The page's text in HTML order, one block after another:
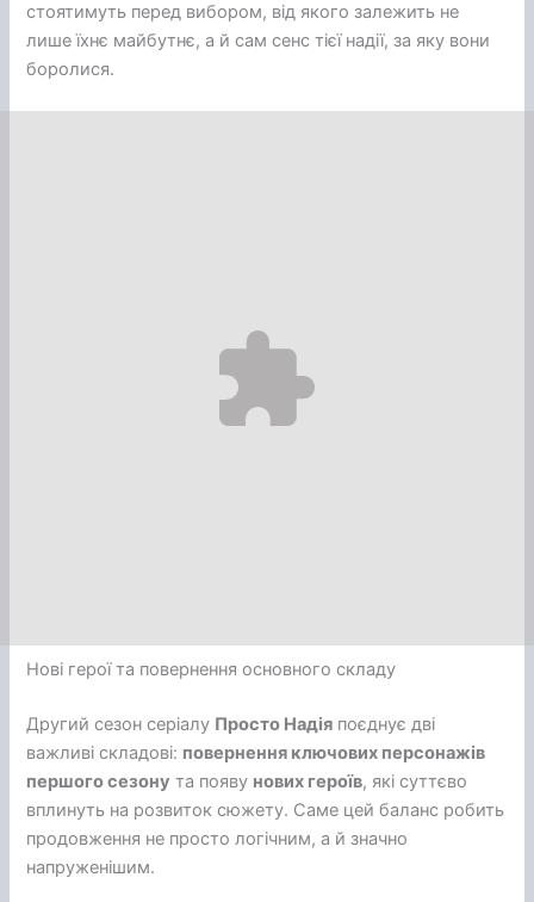
стоятимуть перед вибором, від якого залежить не
лише їхнє майбутнє, а й сам сенс тієї надії, за яку вони
боролися.
Нові герої та повернення основного складу
Другий сезон серіалу Просто Надія поєднує дві
важливі складові: повернення ключових персонажів
першого сезону та появу нових героїв, які суттєво
вплинуть на розвиток сюжету. Саме цей баланс робить
продовження не просто логічним, а й значно
напруженішим.